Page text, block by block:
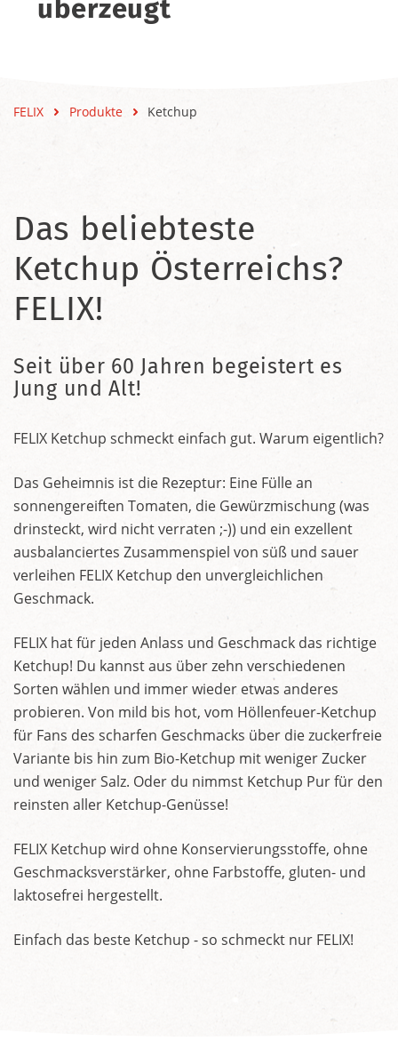
überzeugt
FELIX Produkte Ketchup
Das beliebteste
Ketchup Österreichs?
FELIX!
Seit über 60 Jahren begeistert es
Jung und Alt!
FELIX Ketchup schmeckt einfach gut. Warum eigentlich?
Das Geheimnis ist die Rezeptur: Eine Fülle an
sonnengereiften Tomaten, die Gewürzmischung (was
drinsteckt, wird nicht verraten ;-)) und ein exzellent
ausbalanciertes Zusammenspiel von süß und sauer
verleihen FELIX Ketchup den unvergleichlichen
Geschmack.
FELIX hat für jeden Anlass und Geschmack das richtige
Ketchup! Du kannst aus über zehn verschiedenen
Sorten wählen und immer wieder etwas anderes
probieren. Von mild bis hot, vom Höllenfeuer-Ketchup
für Fans des scharfen Geschmacks über die zuckerfreie
Variante bis hin zum Bio-Ketchup mit weniger Zucker
und weniger Salz. Oder du nimmst Ketchup Pur für den
reinsten aller Ketchup-Genüsse!
FELIX Ketchup wird ohne Konservierungsstoffe, ohne
Geschmacksverstärker, ohne Farbstoffe, gluten- und
laktosefrei hergestellt.
Einfach das beste Ketchup - so schmeckt nur FELIX!